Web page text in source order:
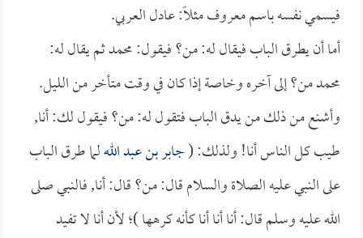
فيسمي نفسه باسم معروف مثلاً: عادل العربي.
أما أن يطرق الباب فيقال له: من؟ فيقول: محمد ثم يقال له:
محمد من؟ إلى آخره وخاصة إذا كان في وقت متأخر من الليل.
وأشنع من ذلك من يدق الباب فتقول له: من؟ فيقول لك: أنا,
طيب كل الناس أنا! ولذلك: (جابر بن عبد اللهلما طرق الباب
على النبي عليه الصلاة والسلام قال: من؟ قال: أنا, فالنبي صلى
الله عليه وسلم قال: أنا أنا أنا كأنه كرهها )؛ لأن أنا لا تفيد